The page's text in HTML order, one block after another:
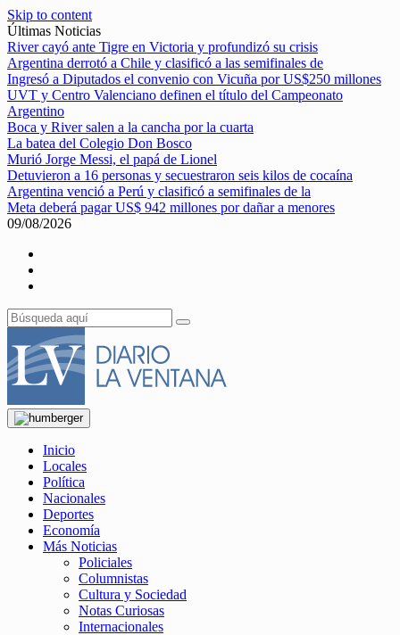
Skip to content
Últimas Noticias
River cayó ante Tigre en Victoria y profundizó su crisis
Argentina derrotó a Chile y clasificó a las semifinales de
Ingresó a Diputados el convenio con Vicuña por US$250 millones
UVT y Centro Valenciano definen el título del Campeonato
Argentino
Boca y River salen a la cancha por la cuarta
La batea del Colegio Don Bosco
Murió Jorge Messi, el papá de Lionel
Detuvieron a 16 personas y secuestraron seis kilos de cocaína
Argentina venció a Perú y clasificó a semifinales de la
Meta deberá pagar US$ 942 millones por dañar a menores
09/08/2026
Inicio
Locales
Política
Nacionales
Deportes
Economía
Más Noticias
Policiales
Columnistas
Cultura y Sociedad
Notas Curiosas
Internacionales